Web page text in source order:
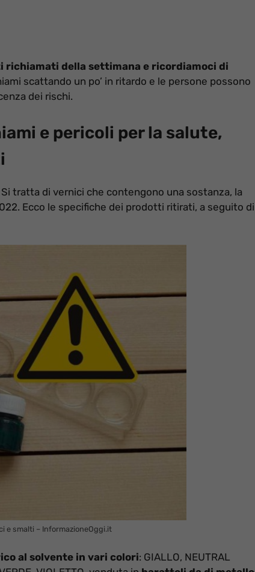
richiamati della settimana e ricordiamoci di
scattando un po’ in ritardo e le persone possono
dei rischi.
e pericoli per la salute,
tratta di vernici che contengono una sostanza, la
Ecco le specifiche dei prodotti ritirati, a seguito di
e smalti – InformazioneOggi.it
al solvente in vari colori: GIALLO, NEUTRAL